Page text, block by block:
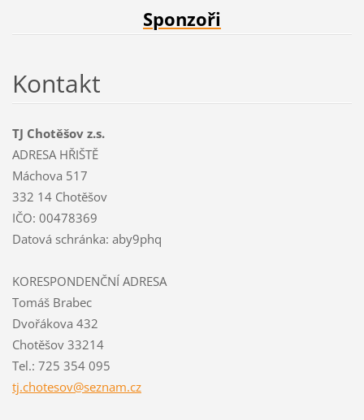
Sponzoři
Kontakt
TJ Chotěšov z.s.
ADRESA HŘIŠTĚ
Máchova 517
332 14 Chotěšov
IČO: 00478369
Datová schránka: aby9phq
KORESPONDENČNÍ ADRESA
Tomáš Brabec
Dvořákova 432
Chotěšov 33214
Tel.: 725 354 095
tj.chotesov@seznam.cz